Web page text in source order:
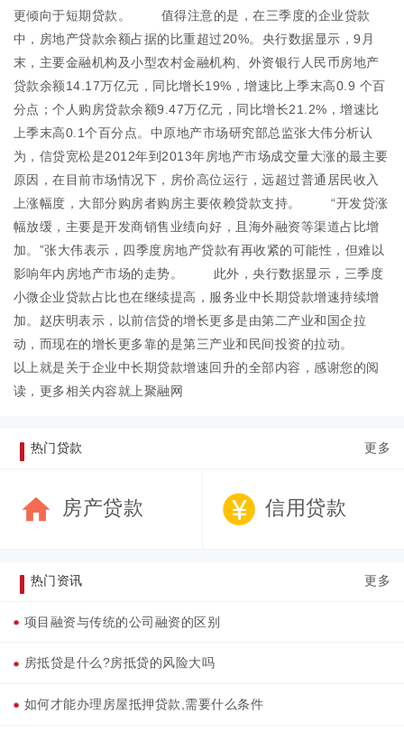
更倾向于短期贷款。 值得注意的是，在三季度的企业贷款
中，房地产贷款余额占据的比重超过20%。央行数据显示，9月
末，主要金融机构及小型农村金融机构、外资银行人民币房地产
贷款余额14.17万亿元，同比增长19%，增速比上季末高0.9 个百
分点；个人购房贷款余额9.47万亿元，同比增长21.2%，增速比
上季末高0.1个百分点。中原地产市场研究部总监张大伟分析认
为，信贷宽松是2012年到2013年房地产市场成交量大涨的最主要
原因，在目前市场情况下，房价高位运行，远超过普通居民收入
上涨幅度，大部分购房者购房主要依赖贷款支持。 “开发贷涨
幅放缓，主要是开发商销售业绩向好，且海外融资等渠道占比增
加。”张大伟表示，四季度房地产贷款有再收紧的可能性，但难以
影响年内房地产市场的走势。 此外，央行数据显示，三季度
小微企业贷款占比也在继续提高，服务业中长期贷款增速持续增
加。赵庆明表示，以前信贷的增长更多是由第二产业和国企拉
动，而现在的增长更多靠的是第三产业和民间投资的拉动。
以上就是关于企业中长期贷款增速回升的全部内容，感谢您的阅
读，更多相关内容就上聚融网
热门贷款 更多
房产贷款 信用贷款
热门资讯 更多
项目融资与传统的公司融资的区别
房抵贷是什么?房抵贷的风险大吗
如何才能办理房屋抵押贷款,需要什么条件